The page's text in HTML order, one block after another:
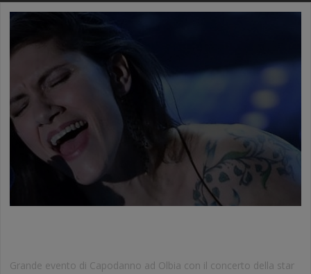
Grande evento di Capodanno ad Olbia con il concerto della star